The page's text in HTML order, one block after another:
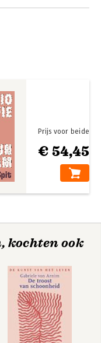
€ 54,45
Prijs voor beide
kochten ook